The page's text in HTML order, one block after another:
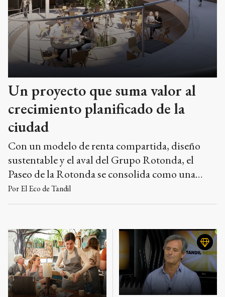
Un proyecto que suma valor al
crecimiento planificado de la
ciudad
Con un modelo de renta compartida, diseño
sustentable y el aval del Grupo Rotonda, el
Paseo de la Rotonda se consolida como una
alternativa atractiva para quienes buscan
invertir en la economía real de Tandil, en un
crecimiento planificado de la ciudad.
PorEl Eco de Tandil